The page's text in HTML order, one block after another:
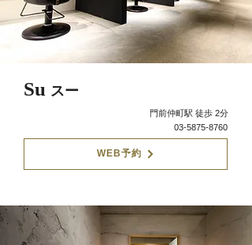
Su スー
門前仲町駅 徒歩 2分
03-5875-8760
WEB予約